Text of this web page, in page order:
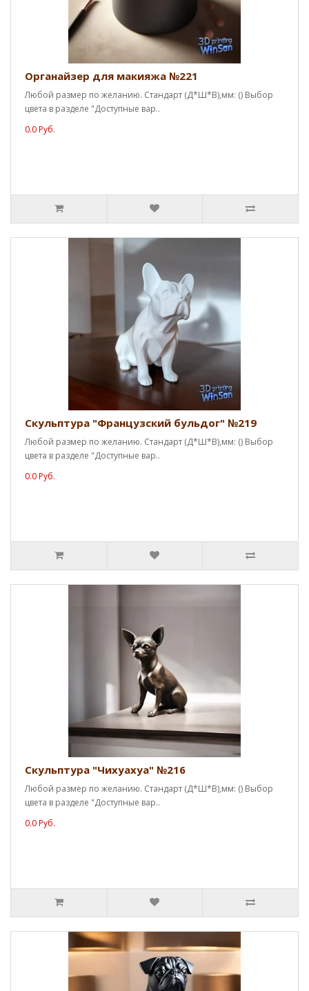
Органайзер для макияжа №221
Любой размер по желанию. Стандарт (Д*Ш*В),мм: () Выбор
цвета в разделе "Доступные вар..
0.0 Руб.
Скульптура "Французский бульдог" №219
Любой размер по желанию. Стандарт (Д*Ш*В),мм: () Выбор
цвета в разделе "Доступные вар..
0.0 Руб.
Скульптура "Чихуахуа" №216
Любой размер по желанию. Стандарт (Д*Ш*В),мм: () Выбор
цвета в разделе "Доступные вар..
0.0 Руб.